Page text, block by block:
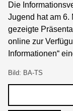
Die
Jugend hat am 6.
gezeigte
online zur
Informationen“
Bild: BA-TS